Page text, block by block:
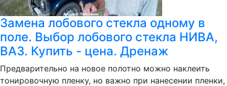
Замена лобового стекла одному в
поле. Выбор лобового стекла НИВА,
ВАЗ. Купить - цена. Дренаж
Предварительно на новое полотно можно наклеить
тонировочную пленку, но важно при нанесении пленки,